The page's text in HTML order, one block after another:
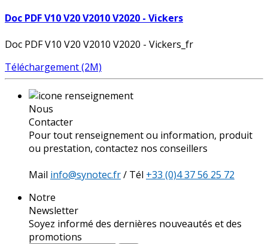
Doc PDF V10 V20 V2010 V2020 - Vickers
Doc PDF V10 V20 V2010 V2020 - Vickers_fr
Téléchargement (2M)
Nous
Contacter
Pour tout renseignement ou information, produit
ou prestation, contactez nos conseillers
Mail info@synotec.fr/ Tél +33 (0)4 37 56 25 72
Notre
Newsletter
Soyez informé des dernières nouveautés et des
promotions